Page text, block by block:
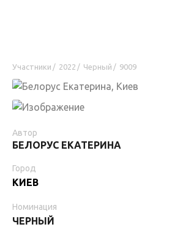
Участники / 2022 / Черный / 9009
Автор
БЕЛОРУС ЕКАТЕРИНА
Город
КИЕВ
Номинация
ЧЕРНЫЙ